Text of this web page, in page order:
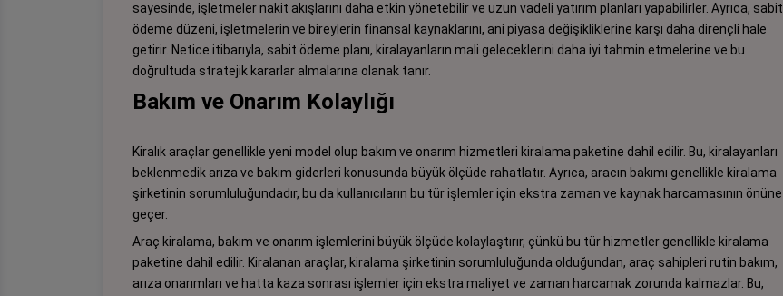
sayesinde, işletmeler nakit akışlarını daha etkin yönetebilir ve uzun vadeli yatırım planları yapabilirler. Ayrıca, sabit
ödeme düzeni, işletmelerin ve bireylerin finansal kaynaklarını, ani piyasa değişikliklerine karşı daha dirençli hale
getirir. Netice itibarıyla, sabit ödeme planı, kiralayanların mali geleceklerini daha iyi tahmin etmelerine ve bu
doğrultuda stratejik kararlar almalarına olanak tanır.
Bakım ve Onarım Kolaylığı
Kiralık araçlar genellikle yeni model olup bakım ve onarım hizmetleri kiralama paketine dahil edilir. Bu, kiralayanları
beklenmedik arıza ve bakım giderleri konusunda büyük ölçüde rahatlatır. Ayrıca, aracın bakımı genellikle kiralama
şirketinin sorumluluğundadır, bu da kullanıcıların bu tür işlemler için ekstra zaman ve kaynak harcamasının önüne
geçer.
Araç kiralama, bakım ve onarım işlemlerini büyük ölçüde kolaylaştırır, çünkü bu tür hizmetler genellikle kiralama
paketine dahil edilir. Kiralanan araçlar, kiralama şirketinin sorumluluğunda olduğundan, araç sahipleri rutin bakım,
arıza onarımları ve hatta kaza sonrası işlemler için ekstra maliyet ve zaman harcamak zorunda kalmazlar. Bu,